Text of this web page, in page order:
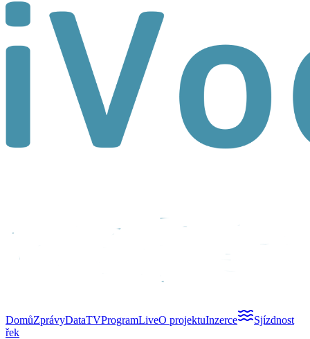
DomůZprávyDataTVProgramLiveO projektuInzerce
Sjízdnost
řek